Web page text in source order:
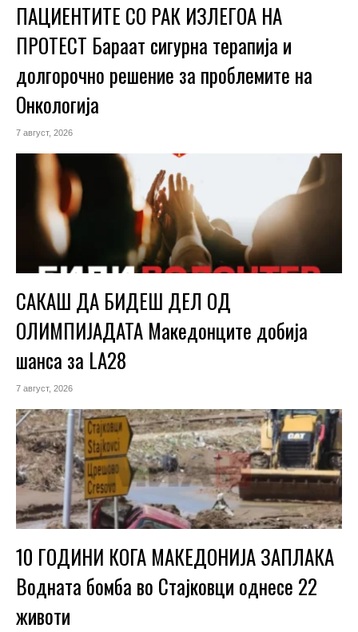
ПАЦИЕНТИТЕ СО РАК ИЗЛЕГОА НА
ПРОТЕСТ Бараат сигурна терапија и
долгорочно решение за проблемите на
Онкологија
7 август, 2026
САКАШ ДА БИДЕШ ДЕЛ ОД
ОЛИМПИЈАДАТА Македонците добија
шанса за LA28
7 август, 2026
10 ГОДИНИ КОГА МАКЕДОНИЈА ЗАПЛАКА
Водната бомба во Стајковци однесе 22
животи